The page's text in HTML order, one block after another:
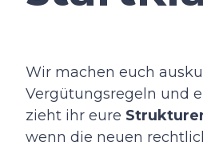
Wir machen euch
Vergütungsregeln und
zieht ihr eure
wenn die neuen